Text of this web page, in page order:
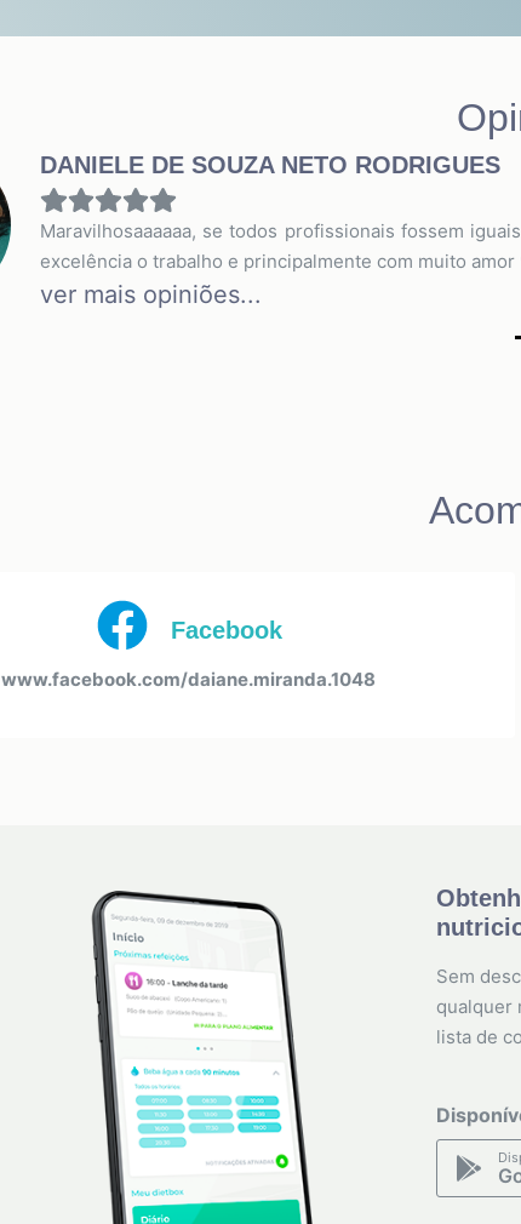
DANIELE DE SOUZA NETO RODRIGUES
Maravilhosaaaaaa, se todos profissionais fossem
excelência o trabalho e principalmente com muito
ver mais opiniões...
Facebook
www.facebook.com/daiane.miranda.1048
Sem
qualquer
lista de